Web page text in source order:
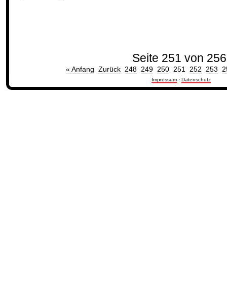
Seite 251 von 256
« Anfang Zurück 248 249 250 251 252 253
Impressum · Datenschutz